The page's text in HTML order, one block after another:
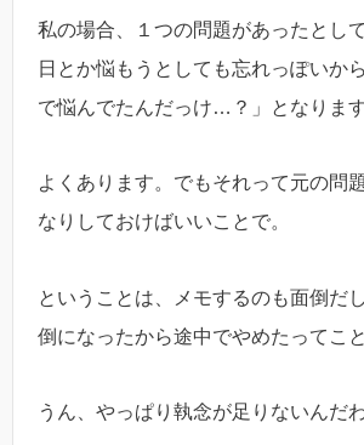
私の場合、１つの問題があったとし
日とか悩もうとしても忘れっぽいか
で悩んでたんだっけ…？」となります
よくあります。でもそれって元の問
なりしておけばいいことで。
ということは、メモするのも面倒だ
倒になったから途中でやめたってこ
うん、やっぱり執念が足りないんだわ